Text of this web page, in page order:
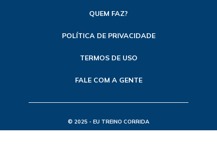
QUEM FAZ?
POLÍTICA DE PRIVACIDADE
TERMOS DE USO
FALE COM A GENTE
© 2025 - EU TREINO CORRIDA
TODOS OS DIREITOS RESERVADOS